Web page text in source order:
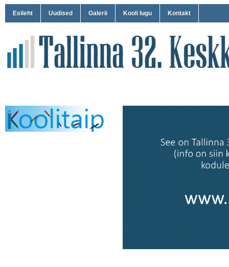
Esileht Uudised Galerii Kooli lugu Kontakt